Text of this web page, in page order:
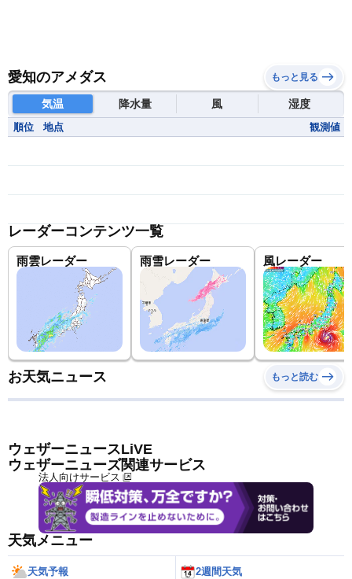
愛知のアメダス もっと見る
気温 降水量 風 湿度
順位 地点 観測値
レーダーコンテンツ一覧
雨雲レーダー 雨雪レーダー 風レーダー
お天気ニュース もっと読む
ウェザーニュースLiVE
ウェザーニューズ関連サービス
法人向けサービス
天気メニュー
天気予報 2週間天気